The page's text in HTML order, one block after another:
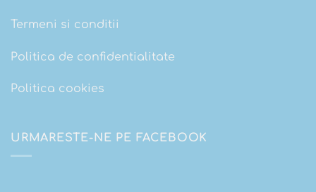
Termeni si conditii
Politica de confidentialitate
Politica cookies
URMARESTE-NE PE FACEBOOK